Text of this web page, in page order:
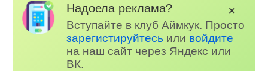
Надоела реклама?
Вступайте в клуб Аймкук. Просто
зарегистируйтесь или войдите
на наш сайт через Яндекс или
ВК.
✕